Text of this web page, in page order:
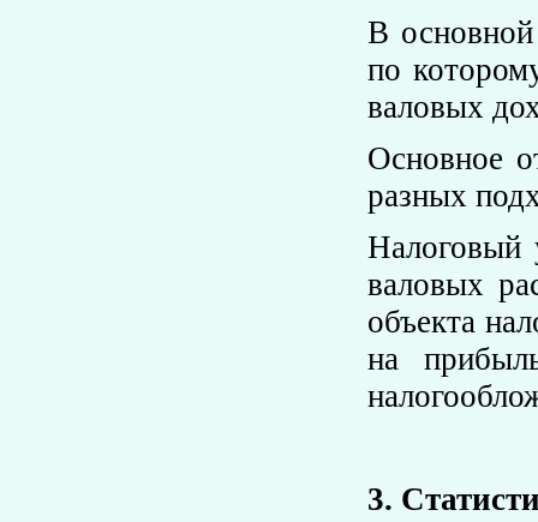
В основной
по
валовых
Основное
разных
Налоговый
валовых
объекта
на
3.